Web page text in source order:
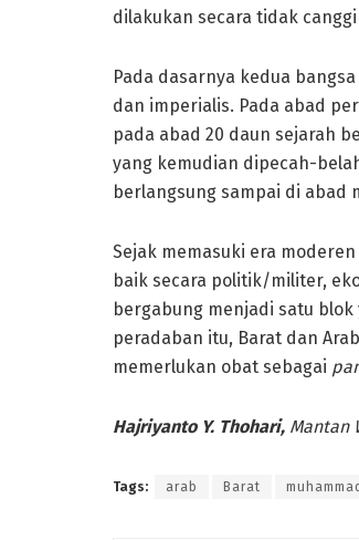
dilakukan secara tidak
Pada dasarnya kedua
dan imperialis. Pada abad
pada abad 20 daun sejarah
yang kemudian dipecah-
berlangsung sampai di abad
Sejak memasuki era
baik secara politik/militer,
bergabung menjadi satu
peradaban itu, Barat dan
memerlukan obat sebagai
Hajriyanto Y. Thohari, Mantan
Tags: arab Barat